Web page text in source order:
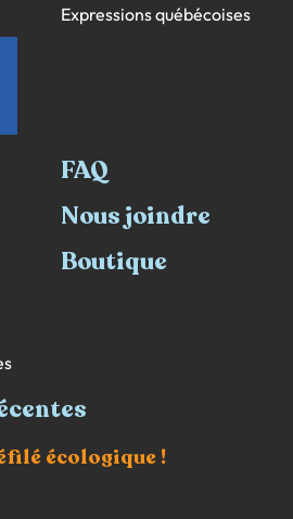
Expressions québécoises
FAQ
Nous joindre
Boutique
écologique !